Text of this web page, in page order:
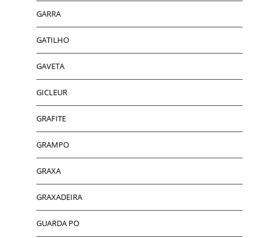
GARRA
GATILHO
GAVETA
GICLEUR
GRAFITE
GRAMPO
GRAXA
GRAXADEIRA
GUARDA PO